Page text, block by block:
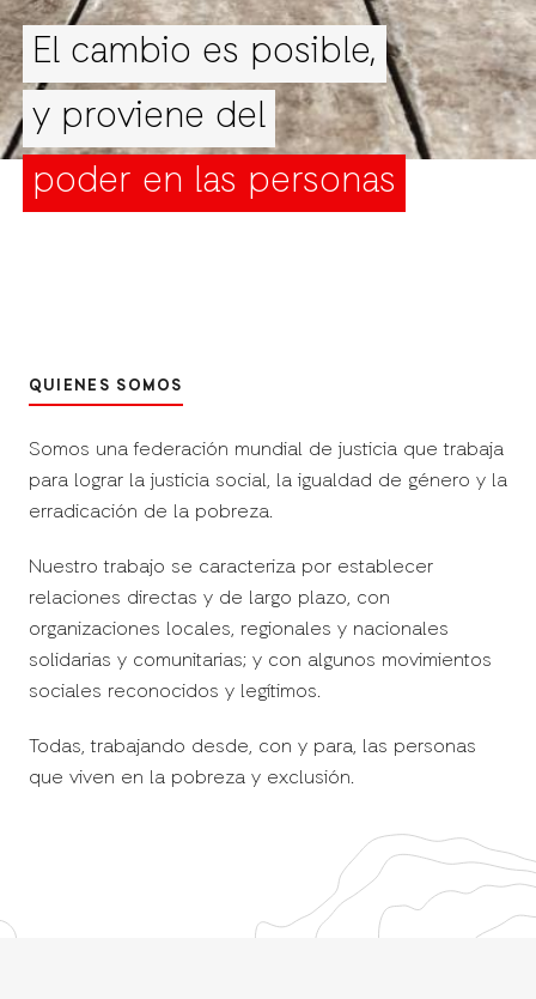
El cambio es posible,
y proviene del
poder en las personas
QUIENES SOMOS
Somos una federación mundial de justicia que trabaja
para lograr la justicia social, la igualdad de género y la
erradicación de la pobreza.
Nuestro trabajo se caracteriza por establecer
relaciones directas y de largo plazo, con
organizaciones locales, regionales y nacionales
solidarias y comunitarias; y con algunos movimientos
sociales reconocidos y legítimos.
Todas, trabajando desde, con y para, las personas
que viven en la pobreza y exclusión.